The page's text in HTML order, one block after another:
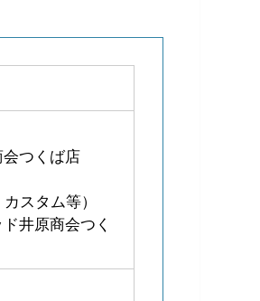
つくば店
スタム等）
井原商会つく